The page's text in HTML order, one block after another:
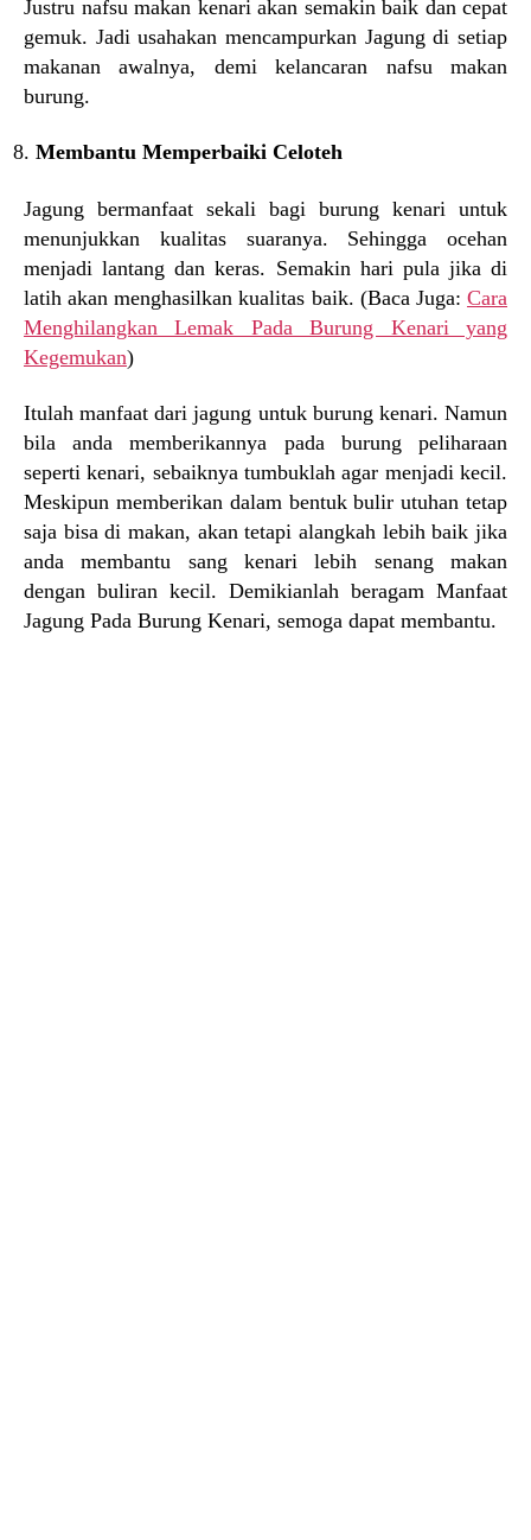
Justru nafsu makan kenari akan semakin baik dan cepat
gemuk. Jadi usahakan mencampurkan Jagung di setiap
makanan awalnya, demi kelancaran nafsu makan
burung.
Membantu Memperbaiki Celoteh
Jagung bermanfaat sekali bagi burung kenari untuk
menunjukkan kualitas suaranya. Sehingga ocehan
menjadi lantang dan keras. Semakin hari pula jika di
latih akan menghasilkan kualitas baik. (Baca Juga: Cara
Menghilangkan Lemak Pada Burung Kenari yang
Kegemukan)
Itulah manfaat dari jagung untuk burung kenari. Namun
bila anda memberikannya pada burung peliharaan
seperti kenari, sebaiknya tumbuklah agar menjadi kecil.
Meskipun memberikan dalam bentuk bulir utuhan tetap
saja bisa di makan, akan tetapi alangkah lebih baik jika
anda membantu sang kenari lebih senang makan
dengan buliran kecil. Demikianlah beragam Manfaat
Jagung Pada Burung Kenari, semoga dapat membantu.